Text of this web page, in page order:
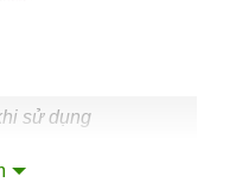
sử dụng